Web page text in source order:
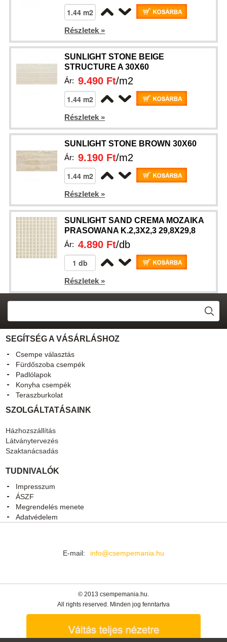
Részletek »
SUNLIGHT STONE BEIGE
STRUCTURE A 30X60
Ár:9.490 Ft/m2
Részletek »
SUNLIGHT STONE BROWN 30X60
Ár:9.190 Ft/m2
Részletek »
SUNLIGHT SAND CREMA MOZAIKA
PRASOWANA K.2,3X2,3 29,8X29,8
Ár:4.890 Ft/db
Részletek »
SEGÍTSÉG A VÁSÁRLÁSHOZ
Csempe választás
Fürdőszoba csempék
Padlólapok
Konyha csempék
Teraszburkolat
SZOLGÁLTATÁSAINK
Házhozszállítás
Látványtervezés
Szaktanácsadás
TUDNIVALÓK
Impresszum
ÁSZF
Megrendelés menete
Adatvédelem
E-mail: info@csempemania.hu
© 2013 csempemania.hu.
All rights reserved. Minden jog fenntartva